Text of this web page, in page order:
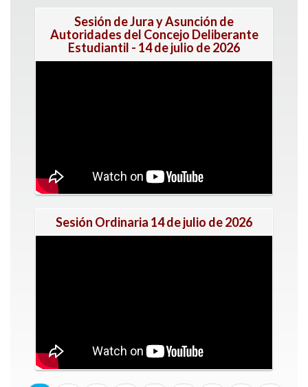
Sesión de Jura y Asunción de
Autoridades del Concejo Deliberante
Estudiantil - 14 de julio de 2026
Sesión Ordinaria 14 de julio de 2026